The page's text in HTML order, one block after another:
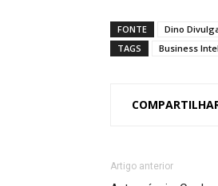
FONTE
Dino
TAGS
Business
Artigo anterior